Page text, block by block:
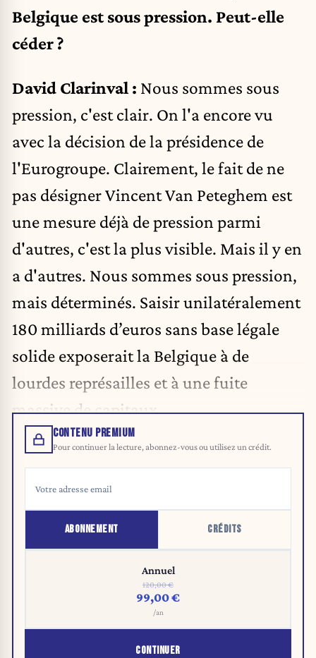
Belgique est sous pression. Peut-elle
céder ?
David Clarinval : Nous sommes sous
pression, c'est clair. On l'a encore vu
avec la décision de la présidence de
l'Eurogroupe. Clairement, le fait de ne
pas désigner Vincent Van Peteghem est
une mesure déjà de pression parmi
d'autres, c'est la plus visible. Mais il y en
a d'autres. Nous sommes sous pression,
mais déterminés. Saisir unilatéralement
180 milliards d’euros sans base légale
solide exposerait la Belgique à de
lourdes représailles et à une fuite
massive de capitaux.
CONTENU PREMIUM
Pour continuer la lecture, abonnez-vous ou utilisez un crédit.
ABONNEMENT CRÉDITS
Annuel
120,00 €
99,00 €
/an
CONTINUER